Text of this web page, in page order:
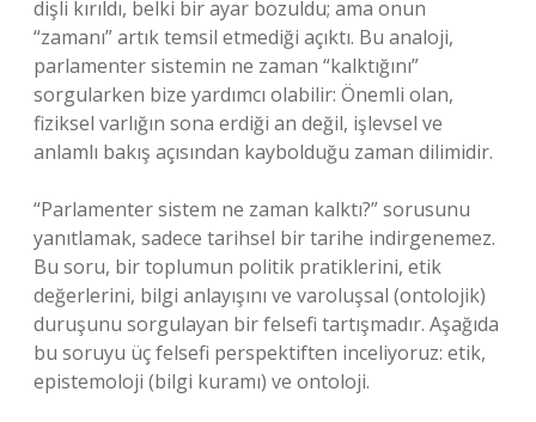
dişli kırıldı, belki bir ayar bozuldu; ama onun
“zamanı” artık temsil etmediği açıktı. Bu analoji,
parlamenter sistemin ne zaman “kalktığını”
sorgularken bize yardımcı olabilir: Önemli olan,
fiziksel varlığın sona erdiği an değil, işlevsel ve
anlamlı bakış açısından kaybolduğu zaman dilimidir.
“Parlamenter sistem ne zaman kalktı?” sorusunu
yanıtlamak, sadece tarihsel bir tarihe indirgenemez.
Bu soru, bir toplumun politik pratiklerini, etik
değerlerini, bilgi anlayışını ve varoluşsal (ontolojik)
duruşunu sorgulayan bir felsefi tartışmadır. Aşağıda
bu soruyu üç felsefi perspektiften inceliyoruz: etik,
epistemoloji (bilgi kuramı) ve ontoloji.